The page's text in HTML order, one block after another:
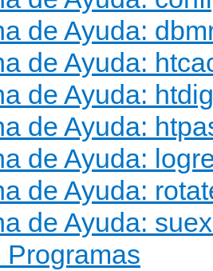
de Ayuda:
de Ayuda:
de Ayuda:
de Ayuda:
de Ayuda:
de Ayuda:
de Ayuda:
Programas